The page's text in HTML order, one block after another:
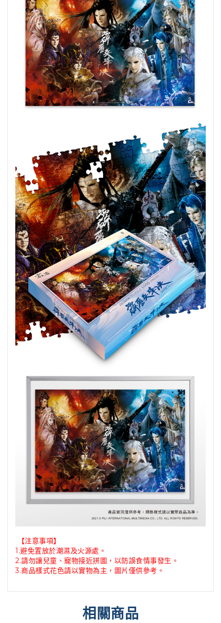
【注意事項】
1.避免置放於潮濕及火源處。
2.請勿讓兒童、寵物接近拼圖，以防誤食情事發生。
3.商品樣式花色請以實物為主，圖片僅供參考。
相關商品